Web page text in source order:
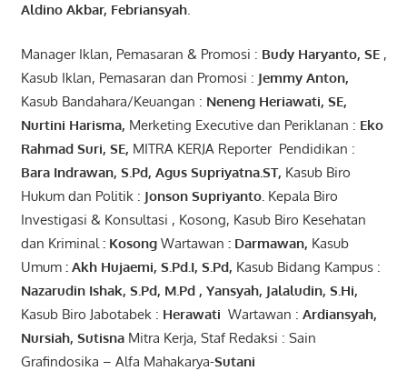
Aldino Akbar, Febriansyah.
Manager Iklan, Pemasaran & Promosi : Budy Haryanto, SE,
Kasub Iklan, Pemasaran dan Promosi : Jemmy Anton,
Kasub Bandahara/Keuangan : Neneng Heriawati, SE,
Nurtini Harisma, Merketing Executive dan Periklanan : Eko
Rahmad Suri, SE, MITRA KERJA Reporter Pendidikan :
Bara Indrawan, S.Pd, Agus Supriyatna.ST, Kasub Biro
Hukum dan Politik : Jonson Supriyanto. Kepala Biro
Investigasi & Konsultasi , Kosong, Kasub Biro Kesehatan
dan Kriminal : KosongWartawan : Darmawan, Kasub
Umum : Akh Hujaemi, S.Pd.I, S.Pd, Kasub Bidang Kampus :
Nazarudin Ishak, S.Pd, M.Pd, Yansyah, Jalaludin, S.Hi,
Kasub Biro Jabotabek : Herawati Wartawan : Ardiansyah,
Nursiah, SutisnaMitra Kerja, Staf Redaksi : Sain
Grafindosika – Alfa Mahakarya-Sutani